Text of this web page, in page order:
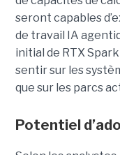
seront capables
de travail IA
initial de RTX
sentir sur les
que sur les parcs
Potentiel